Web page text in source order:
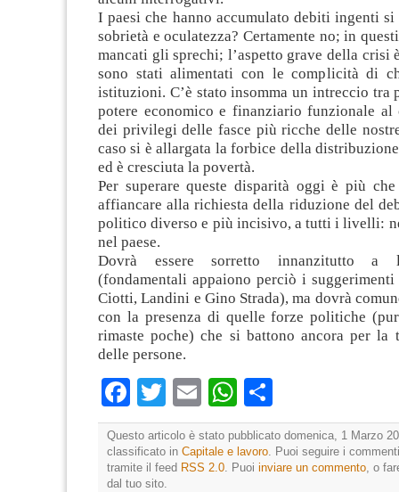
I paesi che hanno accumulato debiti ingenti si
sobrietà e oculatezza? Certamente no; in
mancati gli sprechi; l’aspetto grave della crisi
sono stati alimentati con le complicità di
istituzioni. C’è stato insomma un intreccio tra
potere economico e finanziario funzionale al
dei privilegi delle fasce più ricche delle
caso si è allargata la forbice della
ed è cresciuta la povertà.
Per superare queste disparità oggi è più che
affiancare alla richiesta della riduzione del
politico diverso e più incisivo, a tutti i livelli:
nel paese.
Dovrà essere sorretto innanzitutto a
(fondamentali appaiono perciò i
Ciotti, Landini e Gino Strada), ma dovrà
con la presenza di quelle forze politiche
rimaste poche) che si battono ancora per
delle persone.
Facebook
TwitterEmailWhatsApp
Questo articolo è stato pubblicato domenica, 1 Marzo
classificato in Capitale e lavoro. Puoi seguire i
tramite il feed RSS 2.0. Puoi inviare un commento, o
dal tuo sito.